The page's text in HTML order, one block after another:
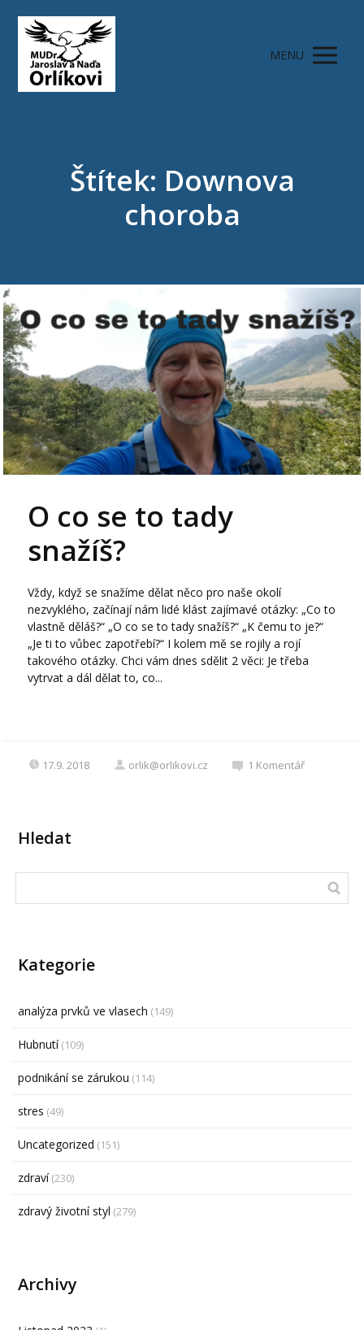
MENU
Štítek: Downova
choroba
O co se to tady
snažíš?
Vždy, když se snažíme dělat něco pro naše okolí
nezvyklého, začínají nám lidé klást zajímavé otázky: „Co to
vlastně děláš?“ „O co se to tady snažíš?“ „K čemu to je?“
„Je ti to vůbec zapotřebí?“ I kolem mě se rojily a rojí
takového otázky. Chci vám dnes sdělit 2 věci: Je třeba
vytrvat a dál dělat to, co...
17.9. 2018 orlik@orlikovi.cz 1 Komentář
Hledat
Kategorie
analýza prvků ve vlasech (149)
Hubnutí(109)
podnikání se zárukou (114)
stres (49)
Uncategorized (151)
zdraví(230)
zdravý životní styl (279)
Archivy